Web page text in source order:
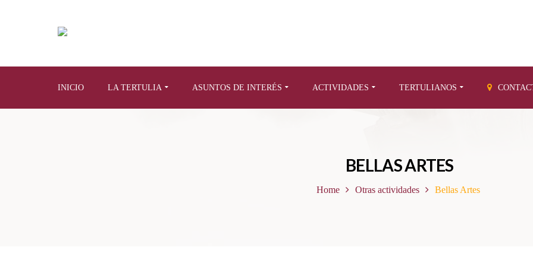
INICIO LA TERTULIA ASUNTOS DE INTERÉS ACTIVIDADES TERTULIANOS
BELLAS ARTES
Home Otras actividades Bellas Artes